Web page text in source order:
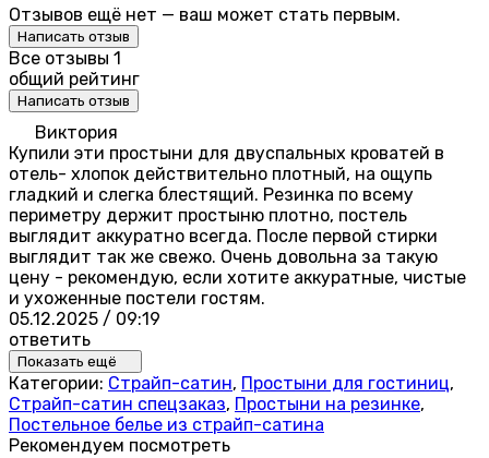
Отзывов ещё нет — ваш может стать первым.
Написать отзыв
Все отзывы 1
общий рейтинг
Написать отзыв
Виктория
Купили эти простыни для двуспальных кроватей в
отель- хлопок действительно плотный, на ощупь
гладкий и слегка блестящий. Резинка по всему
периметру держит простыню плотно, постель
выглядит аккуратно всегда. После первой стирки
выглядит так же свежо. Очень довольна за такую
цену - рекомендую, если хотите аккуратные, чистые
и ухоженные постели гостям.
05.12.2025 / 09:19
ответить
Показать ещё
Категории: Страйп-сатин, Простыни для гостиниц,
Страйп-сатин спецзаказ, Простыни на резинке,
Постельное белье из страйп-сатина
Рекомендуем посмотреть